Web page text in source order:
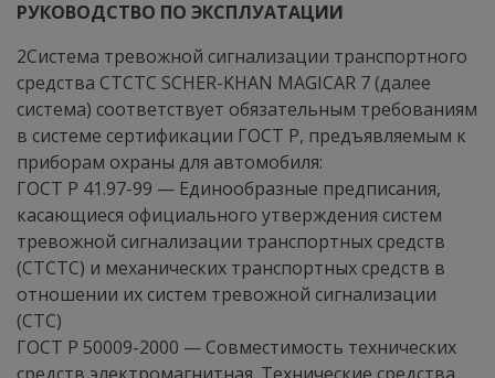
РУКОВОДСТВО ПО ЭКСПЛУАТАЦИИ
2Система тревожной сигнализации транспортного
средства СТСТС SCHER-KHAN MAGICAR 7 (далее
система) соответствует обязательным требованиям
в системе сертификации ГОСТ Р, предъявляемым к
приборам охраны для автомобиля:
ГОСТ Р 41.97-99 — Единообразные предписания,
касающиеся официального утверждения систем
тревожной сигнализации транспортных средств
(СТСТС) и механических транспортных средств в
отношении их систем тревожной сигнализации
(СТС)
ГОСТ Р 50009-2000 — Совместимость технических